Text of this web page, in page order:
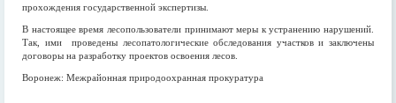
прохождения государственной экспертизы.
В настоящее время лесопользователи принимают меры к устранению нарушений.
Так, ими проведены лесопатологические обследования участков и заключены
договоры на разработку проектов освоения лесов.
Воронеж: Межрайонная природоохранная прокуратура